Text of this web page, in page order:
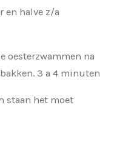
en halve z/a
oesterzwammen na
3 a 4 minuten
staan het moet